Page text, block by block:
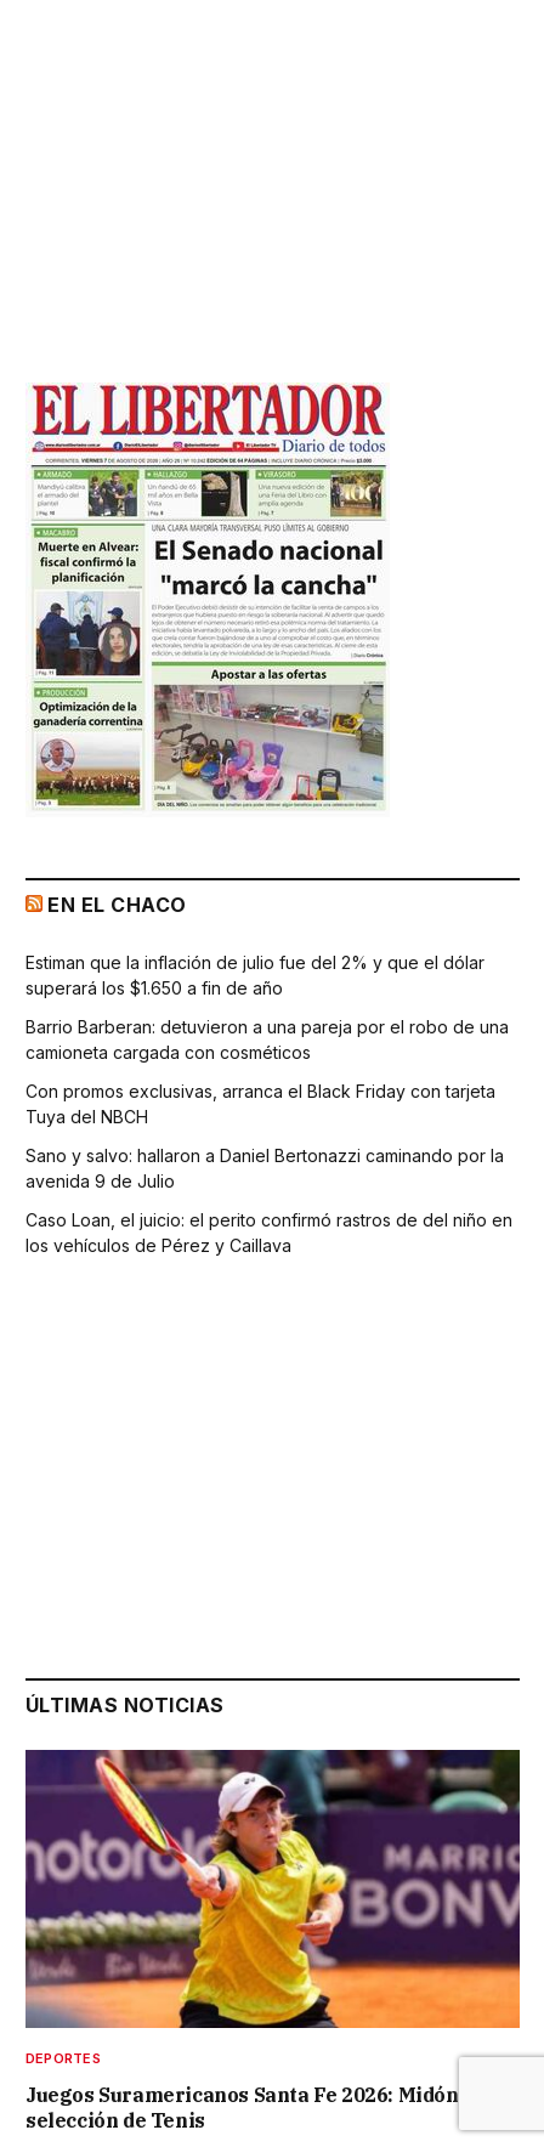
EN EL CHACO
Estiman que la inflación de julio fue del 2% y que el dólar
superará los $1.650 a fin de año
Barrio Barberan: detuvieron a una pareja por el robo de una
camioneta cargada con cosméticos
Con promos exclusivas, arranca el Black Friday con tarjeta
Tuya del NBCH
Sano y salvo: hallaron a Daniel Bertonazzi caminando por la
avenida 9 de Julio
Caso Loan, el juicio: el perito confirmó rastros de del niño en
los vehículos de Pérez y Caillava
ÚLTIMAS NOTICIAS
DEPORTES
Juegos Suramericanos Santa Fe 2026: Midón en la
selección de Tenis